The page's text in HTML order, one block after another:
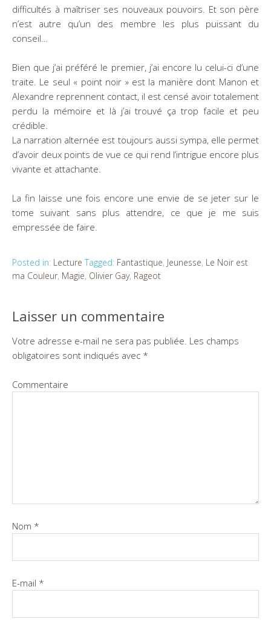
difficultés à maîtriser ses nouveaux pouvoirs. Et son père
n’est autre qu’un des membre les plus puissant du
conseil…
Bien que j’ai préféré le premier, j’ai encore lu celui-ci d’une
traite. Le seul « point noir » est la manière dont Manon et
Alexandre reprennent contact, il est censé avoir totalement
perdu la mémoire et là j’ai trouvé ça trop facile et peu
crédible.
La narration alternée est toujours aussi sympa, elle permet
d’avoir deux points de vue ce qui rend l’intrigue encore plus
vivante et attachante.
La fin laisse une fois encore une envie de se jeter sur le
tome suivant sans plus attendre, ce que je me suis
empressée de faire.
Posted in: Lecture Tagged: Fantastique, Jeunesse, Le Noir est
ma Couleur, Magie, Olivier Gay, Rageot
Laisser un commentaire
Votre adresse e-mail ne sera pas publiée. Les champs
obligatoires sont indiqués avec *
Commentaire
Nom *
E-mail *